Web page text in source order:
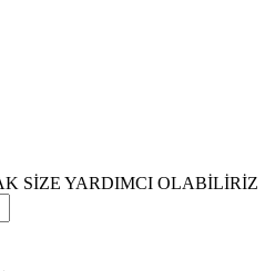
SİZE YARDIMCI OLABİLİRİZ